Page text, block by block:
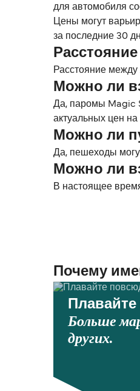
для автомобиля
Цены могут
за последние 30
Расстояние между
Можно ли
Да, паромы Magic
актуальных цен
Можно ли
Да, пешеходы
Можно ли
В настоящее
Почему
Больше
других.